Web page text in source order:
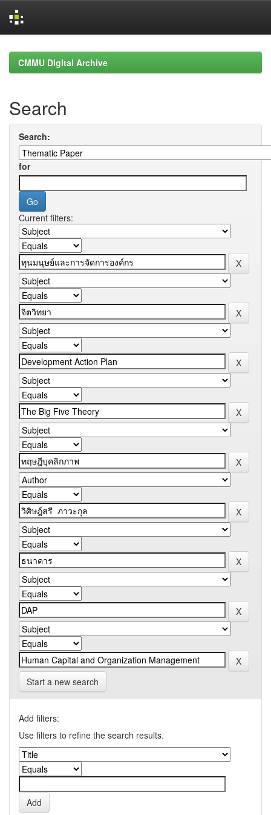
navigationCMMU Digital Archive
Search
Search:
for
Current filters:
Start a new search
Add filters:
Use filters to refine the search results.